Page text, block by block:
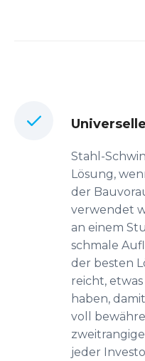
Stahl-
Lösung,
der
verwendet
an einem
schmale
der besten
reicht,
haben,
voll
jeder